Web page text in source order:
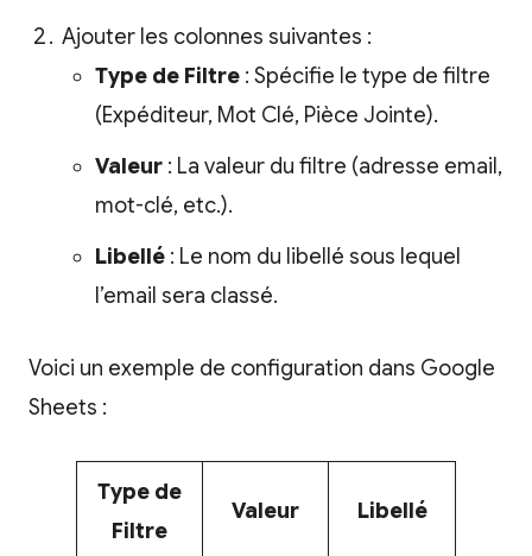
Ajouter les colonnes suivantes :
Type de Filtre : Spécifie le type de filtre
(Expéditeur, Mot Clé, Pièce Jointe).
Valeur : La valeur du filtre (adresse email,
mot-clé, etc.).
Libellé : Le nom du libellé sous lequel
l’email sera classé.
Voici un exemple de configuration dans Google
Sheets :
Type de
Filtre
Valeur Libellé